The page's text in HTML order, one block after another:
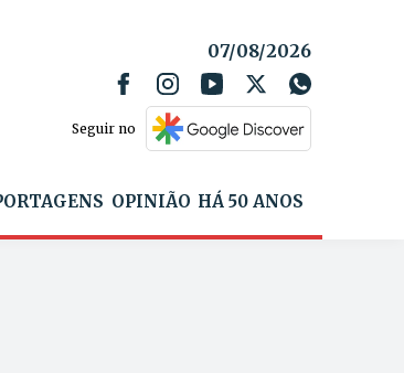
07/08/2026
Seguir no
OPINIÃO HÁ 50 ANOS